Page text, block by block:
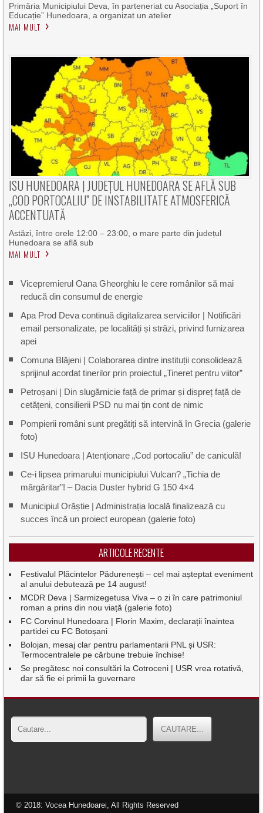
Primăria Municipiului Deva, în parteneriat cu Asociația „Suport în
Educație” Hunedoara, a organizat un atelier
MAI MULT
ISU HUNEDOARA | JUDEȚUL HUNEDOARA SE AFLĂ SUB
„COD PORTOCALIU” DE INSTABILITATE ATMOSFERICĂ
ACCENTUATĂ
Astăzi, între orele 12:00 – 23:00, o mare parte din județul
Hunedoara se află sub
MAI MULT
Vicepremierul Oana Gheorghiu le cere românilor să mai
reducă din consumul de energie
Apa Prod Deva continuă digitalizarea serviciilor | Notificări
email personalizate, pe localități și străzi, privind furnizarea
apei
Comuna Blăjeni | Colaborarea dintre instituții consolidează
sprijinul acordat tinerilor prin proiectul „Tineret pentru viitor”
Petroșani | Din slugărnicie față de primar și dispreț față de
cetățeni, consilierii PSD nu mai țin cont de nimic
Pompierii români sunt pregătiți să intervină în Grecia (galerie
foto)
ISU Hunedoara | Atenționare „Cod portocaliu” de caniculă!
Ce-i lipsea primarului municipiului Vulcan? „Tichia de
mărgăritar”! – Dacia Duster hybrid G 150 4×4
Municipiul Orăștie | Administrația locală finalizează cu
succes încă un proiect european (galerie foto)
ARTICOLE RECENTE
Festivalul Plăcintelor Pădurenești – cel mai așteptat eveniment
al anului debutează pe 14 august!
MCDR Deva | Sarmizegetusa Viva – o zi în care patrimoniul
roman a prins din nou viață (galerie foto)
FC Corvinul Hunedoara | Florin Maxim, declarații înaintea
partidei cu FC Botoșani
Bolojan, mesaj clar pentru parlamentarii PNL și USR:
Termocentralele pe cărbune trebuie închise!
Se pregătesc noi consultări la Cotroceni | USR vrea rotativă,
dar să fie ei primii la guvernare
© 2018: Vocea Hunedoarei, All Rights Reserved